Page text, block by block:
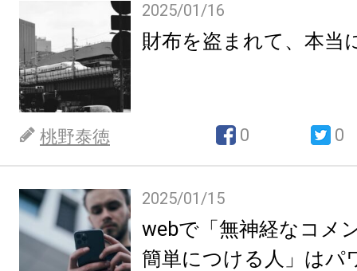
2025/01/16
財布を盗まれて、本当
桃野泰徳 0 0
2025/01/15
webで「無神経なコメ
簡単につける人」はパ